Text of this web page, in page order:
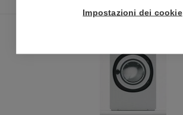
Impostazioni dei cookie